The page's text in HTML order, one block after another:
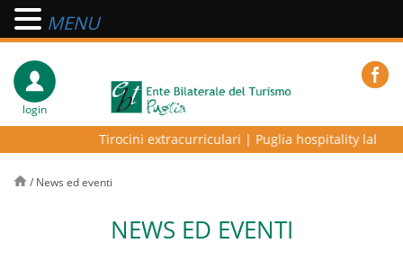
login
Tirocini extracurriculari| Puglia hospitality lab –
/ News ed eventi
NEWS ED EVENTI
MENU